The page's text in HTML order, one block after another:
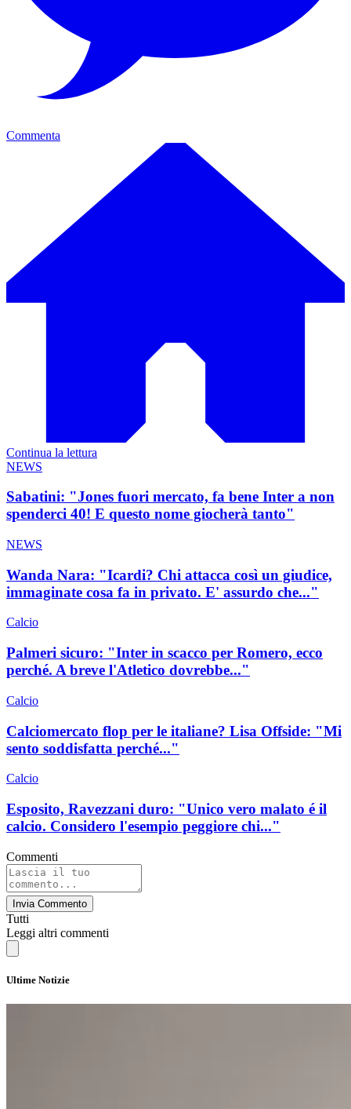
Commenta
Continua la lettura
NEWS
Sabatini: "Jones fuori mercato, fa bene Inter a non
spenderci 40! E questo nome giocherà tanto"
NEWS
Wanda Nara: "Icardi? Chi attacca così un giudice,
immaginate cosa fa in privato. E' assurdo che..."
Calcio
Palmeri sicuro: "Inter in scacco per Romero, ecco
perché. A breve l'Atletico dovrebbe..."
Calcio
Calciomercato flop per le italiane? Lisa Offside: "Mi
sento soddisfatta perché..."
Calcio
Esposito, Ravezzani duro: "Unico vero malato é il
calcio. Considero l'esempio peggiore chi..."
Commenti
Invia Commento
Tutti
Leggi altri commenti
Ultime Notizie